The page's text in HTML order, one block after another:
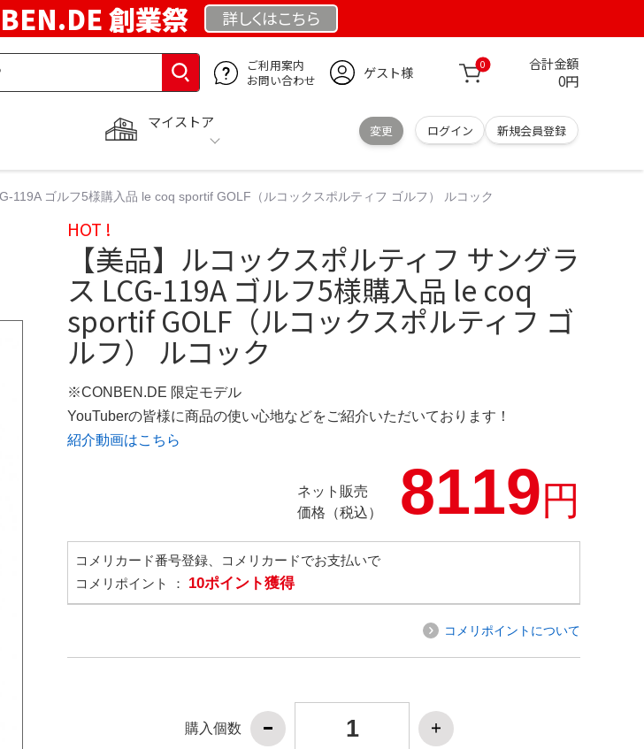
創業祭 詳しくはこちら
ご利用案内
お問い合わせ
ゲスト様 0 合計金額
0円
マイストア
変更 ログイン 新規会員登録
119A ゴルフ5様購入品 le coq sportif GOLF（ルコックスポルティフ ゴルフ） ルコック
HOT !
【美品】ルコックスポルティフ サングラ
ス LCG-119A ゴルフ5様購入品 le coq
sportif GOLF（ルコックスポルティフ ゴ
ルフ） ルコック
※CONBEN.DE 限定モデル
YouTuberの皆様に商品の使い心地などをご紹介いただいております！
紹介動画はこちら
ネット販売
価格（税込）
8119円
コメリカード番号登録、コメリカードでお支払いで
コメリポイント ： 10ポイント獲得
コメリポイントについて
購入個数